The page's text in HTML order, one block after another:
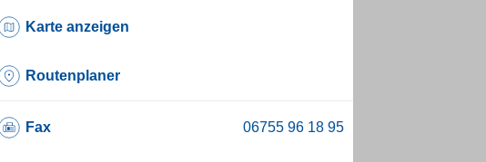
Karte anzeigen
Routenplaner
Fax